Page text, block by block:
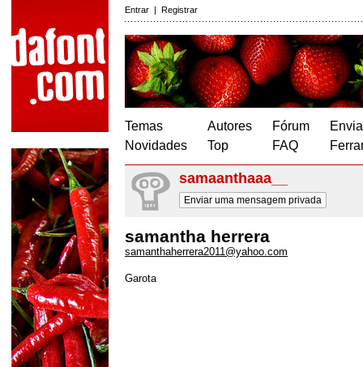
Entrar | Registrar
Temas
Novidades
Autores
Top
Fórum
FAQ
samaanthaaa__
Enviar uma mensagem privada
samantha herrera
samanthaherrera2011@yahoo.com
Garota